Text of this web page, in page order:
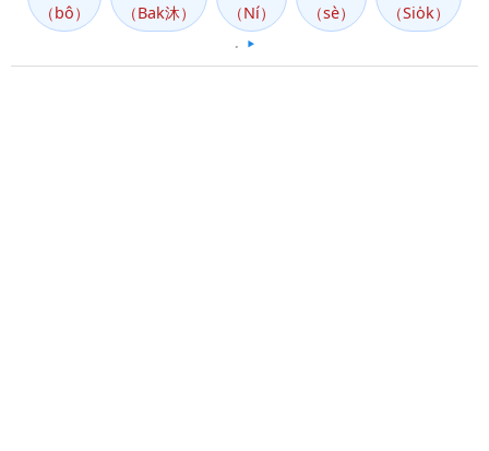
（bô） （Bak沐） （Ní） （sè） （Sio̍k）
▶️